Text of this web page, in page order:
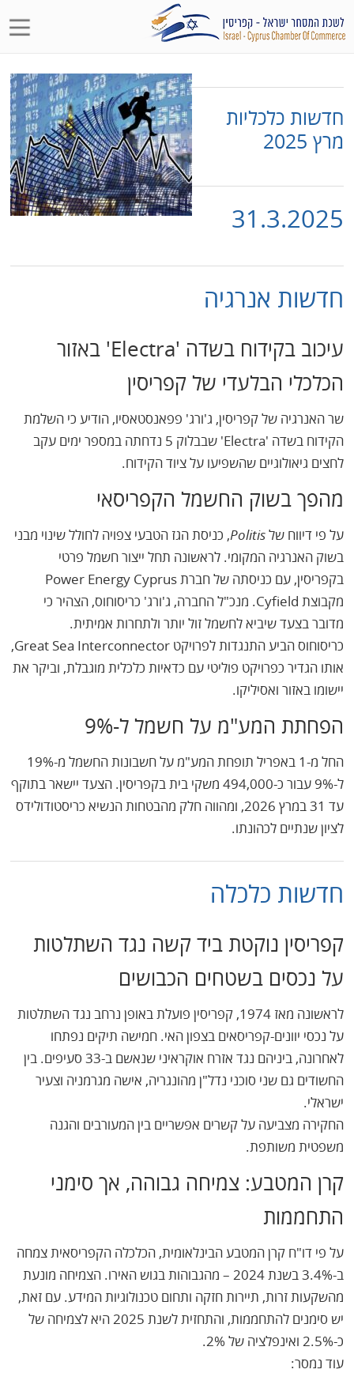
חדשות כלכליות
מרץ 2025
31.3.2025
חדשות אנרגיה
עיכוב בקידוח בשדה 'Electra' באזור
הכלכלי הבלעדי של קפריסין
שר האנרגיה של קפריסין, ג'ורג' פפאנסטאסיו, הודיע כי השלמת
הקידוח בשדה 'Electra' שבבלוק 5 נדחתה במספר ימים עקב
לחצים גיאולוגיים שהשפיעו על ציוד הקידוח.
מהפך בשוק החשמל הקפריסאי
על פי דיווח שלPolitis, כניסת הגז הטבעי צפויה לחולל שינוי מבני
בשוק האנרגיה המקומי. לראשונה תחל ייצור חשמל פרטי
בקפריסין, עם כניסתה של חברת Power Energy Cyprus
מקבוצת Cyfield. מנכ"ל החברה, ג'ורג' כריסוחוס, הצהיר כי
מדובר בצעד שיביא לחשמל זול יותר ולתחרות אמיתית.
כריסוחוס הביע התנגדות לפרויקט Great Sea Interconnector,
אותו הגדיר כפרויקט פוליטי עם כדאיות כלכלית מוגבלת, וביקר את
יישומו באזור ואסיליקו.
הפחתת המע"מ על חשמל ל-9%
החל מ-1 באפריל תופחת המע"מ על חשבונות החשמל מ-19%
ל-9% עבור כ-494,000 משקי בית בקפריסין. הצעד יישאר בתוקף
עד 31 במרץ 2026, ומהווה חלק מהבטחות הנשיא כריסטודולידס
לציון שנתיים לכהונתו.
חדשות כלכלה
קפריסין נוקטת ביד קשה נגד השתלטות
על נכסים בשטחים הכבושים
לראשונה מאז 1974, קפריסין פועלת באופן נרחב נגד השתלטות
על נכסי יוונים-קפריסאים בצפון האי. חמישה תיקים נפתחו
לאחרונה, ביניהם נגד אזרח אוקראיני שנאשם ב-33 סעיפים. בין
החשודים גם שני סוכני נדל"ן מהונגריה, אישה מגרמניה וצעיר
ישראלי.
החקירה מצביעה על קשרים אפשריים בין המעורבים והגנה
משפטית משותפת.
קרן המטבע: צמיחה גבוהה, אך סימני
התחממות
על פי דו"ח קרן המטבע הבינלאומית, הכלכלה הקפריסאית צמחה
ב-3.4% בשנת 2024 – מהגבוהות בגוש האירו. הצמיחה מונעת
מהשקעות זרות, תיירות חזקה ותחום טכנולוגיות המידע. עם זאת,
יש סימנים להתחממות, והתחזית לשנת 2025 היא לצמיחה של
כ-2.5% ואינפלציה של 2%.
עוד נמסר: